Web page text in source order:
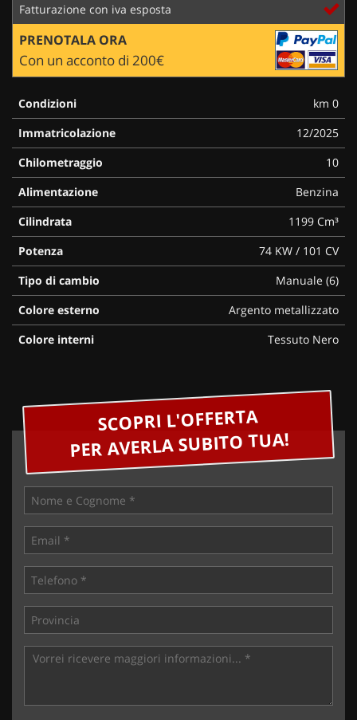
Fatturazione con iva esposta
PRENOTALA ORA
Con un acconto di 200€
Condizioni
km 0
Immatricolazione
12/2025
Chilometraggio
10
Alimentazione
Benzina
Cilindrata
1199 Cm³
Potenza
74 KW / 101 CV
Tipo di cambio
Manuale (6)
Colore esterno
Argento metallizzato
Colore interni
Tessuto Nero
SCOPRI L'OFFERTA
PER AVERLA SUBITO TUA!